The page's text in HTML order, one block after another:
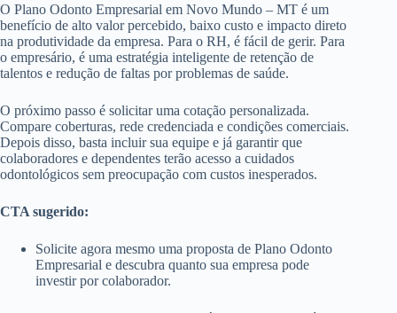
O Plano Odonto Empresarial em Novo Mundo – MT é um
benefício de alto valor percebido, baixo custo e impacto direto
na produtividade da empresa. Para o RH, é fácil de gerir. Para
o empresário, é uma estratégia inteligente de retenção de
talentos e redução de faltas por problemas de saúde.
O próximo passo é solicitar uma cotação personalizada.
Compare coberturas, rede credenciada e condições comerciais.
Depois disso, basta incluir sua equipe e já garantir que
colaboradores e dependentes terão acesso a cuidados
odontológicos sem preocupação com custos inesperados.
CTA sugerido:
Solicite agora mesmo uma proposta de Plano Odonto
Empresarial e descubra quanto sua empresa pode
investir por colaborador.